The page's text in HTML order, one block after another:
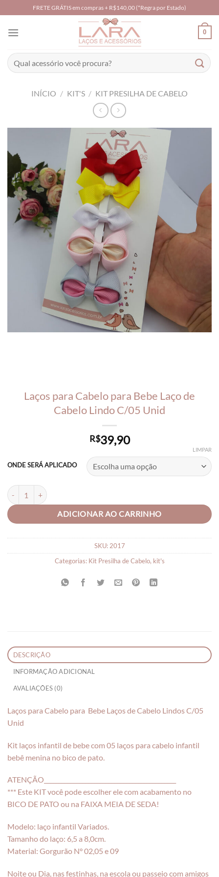
to
content
FRETE GRÁTIS em compras + R$140,00 (*Regra por Estado)
0
Pesquisar
por:
INÍCIO / KIT'S / KIT PRESILHA DE CABELO
Laços para Cabelo para Bebe Laço de
Cabelo Lindo C/05 Unid
R$39,90
ONDE SERÁ APLICADO
LIMPAR
Laços para Cabelo para Bebe Laço de Cabelo Lindo C/05 Unid
ADICIONAR AO CARRINHO
SKU: 2017
Categorias: Kit Presilha de Cabelo, kit's
DESCRIÇÃO
INFORMAÇÃO ADICIONAL
AVALIAÇÕES (0)
Laços para Cabelo para Bebe Laços de Cabelo Lindos C/05
Unid
Kit laços infantil de bebe com 05 laços para cabelo infantil
bebê menina no bico de pato.
ATENÇÃO_____________________________________________
*** Este KIT você pode escolher ele com acabamento no
BICO DE PATO ou na FAIXA MEIA DE SEDA!
Modelo: laço infantil Variados.
Tamanho do laço: 6,5 a 8,0cm.
Material: Gorgurão N° 02,05 e 09
Noite ou Dia, nas festinhas, na escola ou passeio com amigos